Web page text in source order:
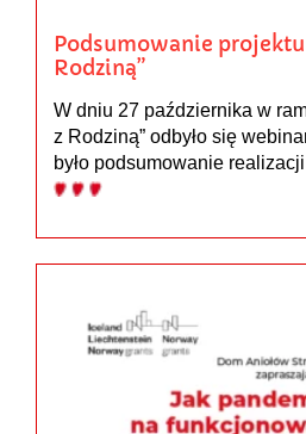
Podsumowanie projektu
Rodziną”
W dniu 27 października w
z Rodziną” odbyło się
było podsumowanie